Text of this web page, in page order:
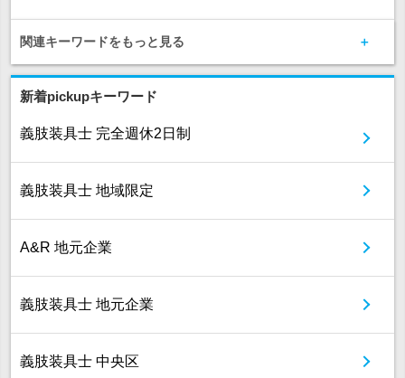
関連キーワードをもっと見る
新着pickupキーワード
義肢装具士 完全週休2日制
義肢装具士 地域限定
A&R 地元企業
義肢装具士 地元企業
義肢装具士 中央区